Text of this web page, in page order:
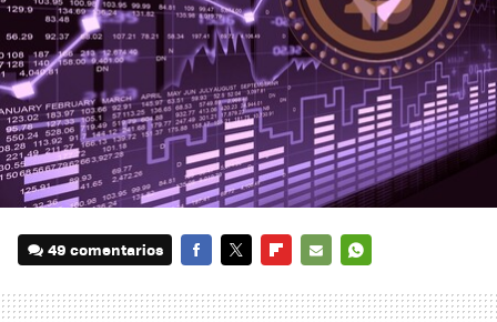
49 comentarios
MAIL